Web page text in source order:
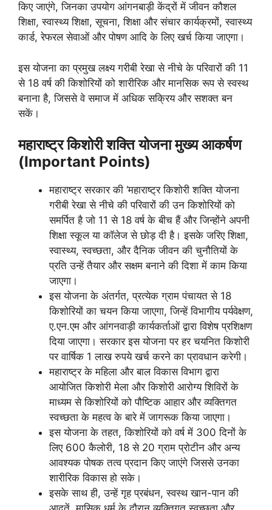
किए जाएंगे, जिनका उपयोग आंगनबाड़ी केंद्रों में जीवन कौशल
शिक्षा, स्वास्थ्य शिक्षा, सूचना, शिक्षा और संचार कार्यक्रमों, स्वास्थ्य
कार्ड, रेफरल सेवाओं और पोषण आदि के लिए खर्च किया जाएगा।
इस योजना का प्रमुख लक्ष्य गरीबी रेखा से नीचे के परिवारों की 11
से 18 वर्ष की किशोरियों को शारीरिक और मानसिक रूप से स्वस्थ
बनाना है, जिससे वे समाज में अधिक सक्रिय और सशक्त बन
सकें।
महाराष्ट्र किशोरी शक्ति योजना मुख्य आकर्षण
(Important Points)
महाराष्ट्र सरकार की ‘महाराष्ट्र किशोरी शक्ति योजना
गरीबी रेखा से नीचे की परिवारों की उन किशोरियों को
समर्पित है जो 11 से 18 वर्ष के बीच हैं और जिन्होंने अपनी
शिक्षा स्कूल या कॉलेज से छोड़ दी है। इसके जरिए शिक्षा,
स्वास्थ्य, स्वच्छता, और दैनिक जीवन की चुनौतियों के
प्रति उन्हें तैयार और सक्षम बनाने की दिशा में काम किया
जाएगा।
इस योजना के अंतर्गत, प्रत्येक ग्राम पंचायत से 18
किशोरियों का चयन किया जाएगा, जिन्हें विभागीय पर्यवेक्षण,
ए.एन.एम और आंगनवाड़ी कार्यकर्ताओं द्वारा विशेष प्रशिक्षण
दिया जाएगा। सरकार इस योजना पर हर चयनित किशोरी
पर वार्षिक 1 लाख रुपये खर्च करने का प्रावधान करेगी।
महाराष्ट्र के महिला और बाल विकास विभाग द्वारा
आयोजित किशोरी मेला और किशोरी आरोग्य शिविरों के
माध्यम से किशोरियों को पौष्टिक आहार और व्यक्तिगत
स्वच्छता के महत्व के बारे में जागरूक किया जाएगा।
इस योजना के तहत, किशोरियों को वर्ष में 300 दिनों के
लिए 600 कैलोरी, 18 से 20 ग्राम प्रोटीन और अन्य
आवश्यक पोषक तत्व प्रदान किए जाएंगे जिससे उनका
शारीरिक विकास हो सके।
इसके साथ ही, उन्हें गृह प्रबंधन, स्वस्थ खान-पान की